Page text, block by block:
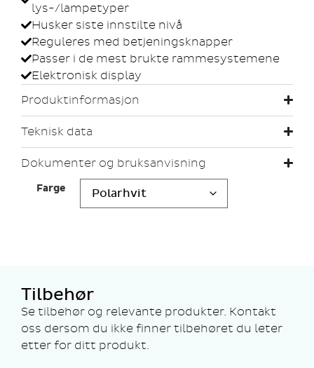
lys-/lampetyper
Husker siste innstilte nivå
Reguleres med betjeningsknapper
Passer i de mest brukte rammesystemene
Elektronisk display
Produktinformasjon
Teknisk data
Dokumenter og bruksanvisning
Farge
Tilbehør
Se tilbehør og relevante produkter. Kontakt
oss dersom du ikke finner tilbehøret du leter
etter for ditt produkt.